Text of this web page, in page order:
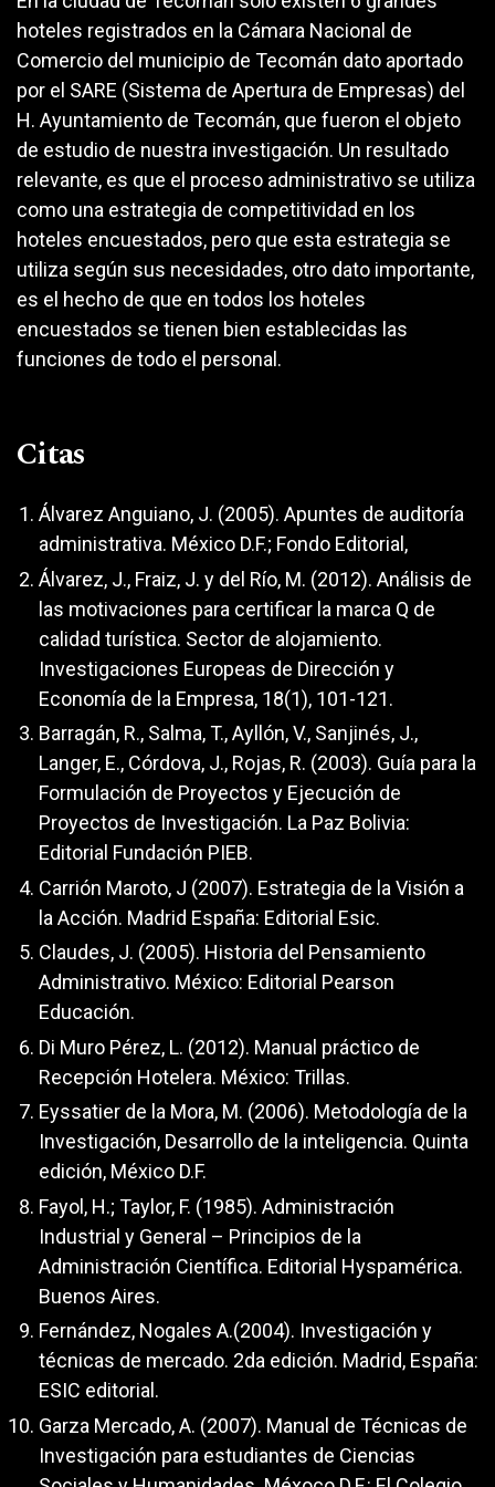
hoteles registrados en la Cámara Nacional de
Comercio del municipio de Tecomán dato aportado
por el SARE (Sistema de Apertura de Empresas) del
H. Ayuntamiento de Tecomán, que fueron el objeto
de estudio de nuestra investigación. Un resultado
relevante, es que el proceso administrativo se utiliza
como una estrategia de competitividad en los
hoteles encuestados, pero que esta estrategia se
utiliza según sus necesidades, otro dato importante,
es el hecho de que en todos los hoteles
encuestados se tienen bien establecidas las
funciones de todo el personal.
Citas
Álvarez Anguiano, J. (2005). Apuntes de auditoría
administrativa. México D.F.; Fondo Editorial,
Álvarez, J., Fraiz, J. y del Río, M. (2012). Análisis de
las motivaciones para certificar la marca Q de
calidad turística. Sector de alojamiento.
Investigaciones Europeas de Dirección y
Economía de la Empresa, 18(1), 101-121.
Barragán, R., Salma, T., Ayllón, V., Sanjinés, J.,
Langer, E., Córdova, J., Rojas, R. (2003). Guía para la
Formulación de Proyectos y Ejecución de
Proyectos de Investigación. La Paz Bolivia:
Editorial Fundación PIEB.
Carrión Maroto, J (2007). Estrategia de la Visión a
la Acción. Madrid España: Editorial Esic.
Claudes, J. (2005). Historia del Pensamiento
Administrativo. México: Editorial Pearson
Educación.
Di Muro Pérez, L. (2012). Manual práctico de
Recepción Hotelera. México: Trillas.
Eyssatier de la Mora, M. (2006). Metodología de la
Investigación, Desarrollo de la inteligencia. Quinta
edición, México D.F.
Fayol, H.; Taylor, F. (1985). Administración
Industrial y General – Principios de la
Administración Científica. Editorial Hyspamérica.
Buenos Aires.
Fernández, Nogales A.(2004). Investigación y
técnicas de mercado. 2da edición. Madrid, España:
ESIC editorial.
Garza Mercado, A. (2007). Manual de Técnicas de
Investigación para estudiantes de Ciencias